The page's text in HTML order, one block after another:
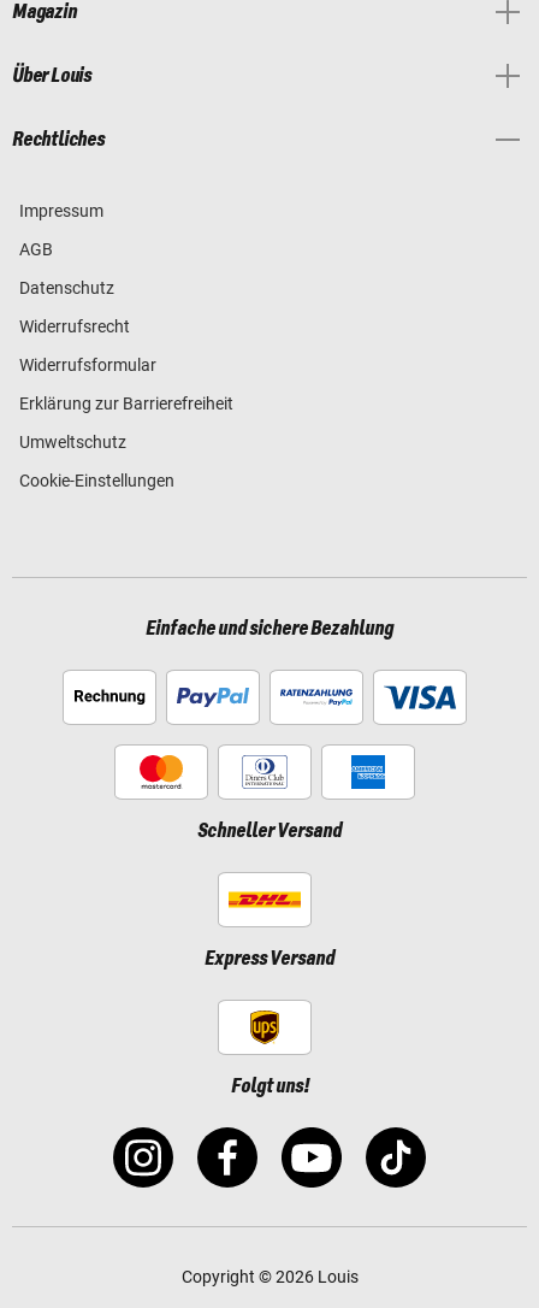
Magazin
Über Louis
Rechtliches
Impressum
AGB
Datenschutz
Widerrufsrecht
Widerrufsformular
Erklärung zur Barrierefreiheit
Umweltschutz
Cookie-Einstellungen
Einfache und sichere Bezahlung
Schneller Versand
Express Versand
Folgt uns!
Copyright © 2026 Louis